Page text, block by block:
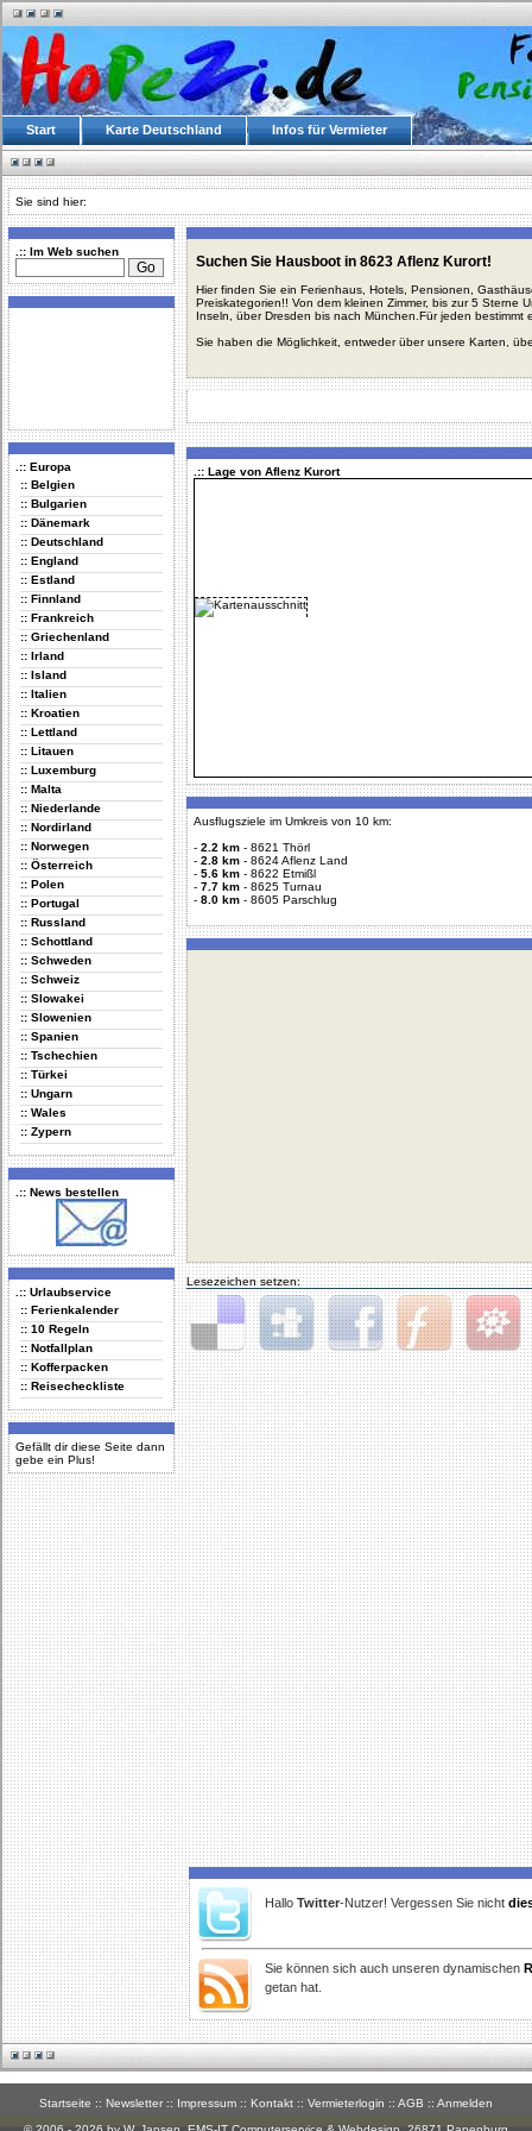
Start Karte Deutschland Infos für Vermieter
Sie sind hier:
.:: Im Web suchen
.:: Europa
:: Belgien
:: Bulgarien
:: Dänemark
:: Deutschland
:: England
:: Estland
:: Finnland
:: Frankreich
:: Griechenland
:: Irland
:: Island
:: Italien
:: Kroatien
:: Lettland
:: Litauen
:: Luxemburg
:: Malta
:: Niederlande
:: Nordirland
:: Norwegen
:: Österreich
:: Polen
:: Portugal
:: Russland
:: Schottland
:: Schweden
:: Schweiz
:: Slowakei
:: Slowenien
:: Spanien
:: Tschechien
:: Türkei
:: Ungarn
:: Wales
:: Zypern
.:: News bestellen
.:: Urlaubservice
:: Ferienkalender
:: 10 Regeln
:: Notfallplan
:: Kofferpacken
:: Reisecheckliste
Gefällt dir diese Seite dann
gebe ein Plus!
Suchen Sie Hausboot in 8623 Aflenz Kurort!
Hier finden Sie ein Ferienhaus, Hotels, Pensionen,
Preiskategorien!! Von dem kleinen Zimmer, bis zur 5 Sterne
Inseln, über Dresden bis nach München.Für jeden bestimmt
Sie haben die Möglichkeit, entweder über unsere Karten,
.:: Lage von Aflenz Kurort
Ausflugsziele im Umkreis von 10 km:
- 2.2 km - 8621 Thörl
- 2.8 km - 8624 Aflenz Land
- 5.6 km - 8622 Etmißl
- 7.7 km - 8625 Turnau
- 8.0 km - 8605 Parschlug
Lesezeichen setzen:
Delicious Digg Facebook Furl StudiVZ
Hallo Twitter-Nutzer! Vergessen Sie nicht
Sie können sich auch unseren dynamischen
getan hat.
Startseite :: Newsletter :: Impressum :: Kontakt :: Vermieterlogin :: AGB :: Anmelden